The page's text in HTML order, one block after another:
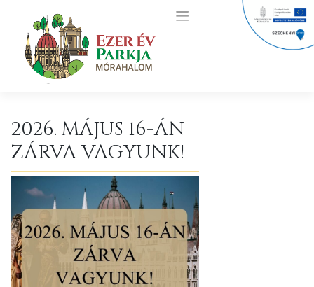
content
2026. MÁJUS 16-ÁN
ZÁRVA VAGYUNK!